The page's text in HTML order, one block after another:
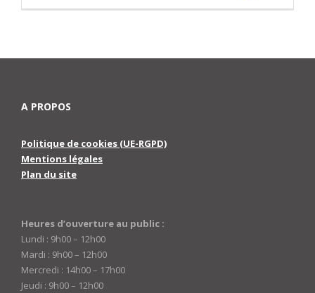
A PROPOS
Politique de cookies (UE-RGPD)
Mentions légales
Plan du site
Heures d’ouverture au public :
Lundi : 9h00 – 12h00
Mardi : 9h00 – 12h00
Mercredi : 14h00 – 17h00
Jeudi : 9h00 – 12h00